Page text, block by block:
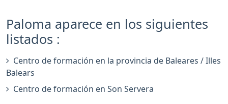
Paloma aparece en los siguientes
listados :
Centro de formación en la provincia de Baleares / Illes
Balears
Centro de formación en Son Servera